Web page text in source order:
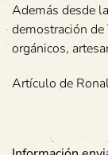
Además desde
demostración de
orgánicos,
Artículo de